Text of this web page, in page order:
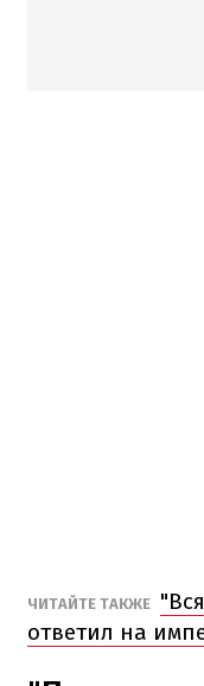
ЧИТАЙТЕ ТАКЖЕ
ответил на